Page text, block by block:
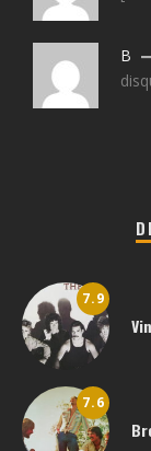
B
7.9
7.6